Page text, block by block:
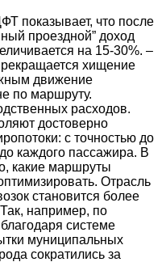
показывает, что после
проездной” доход
на 15-30%. –
хищение
движение
по маршруту.
расходов.
достоверно
с точностью до
каждого пассажира. В
какие маршруты
Отрасль
становится более
например, по
системе
муниципальных
сократились за